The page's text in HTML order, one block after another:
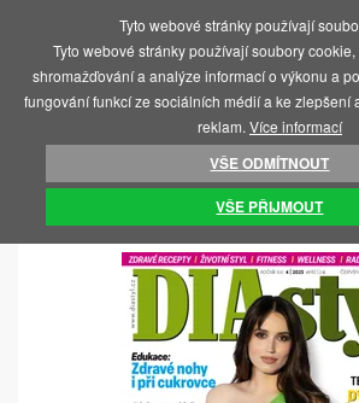
ÚVOD KNIHY A ČASOPISY ČASOPISY
Tyto webové stránky používají
Tyto webové stránky používají soubory
shromažďování a analýze informací o výkonu a
fungování funkcí ze sociálních médií a ke zlepšení
reklam. Více informací
VŠE ODMÍTNOUT
VŠE PŘIJMOUT